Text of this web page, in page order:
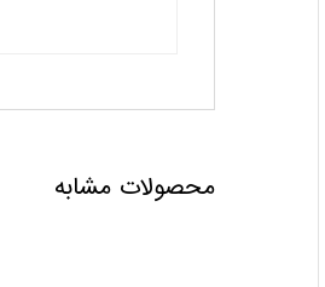
محصولات مشابه